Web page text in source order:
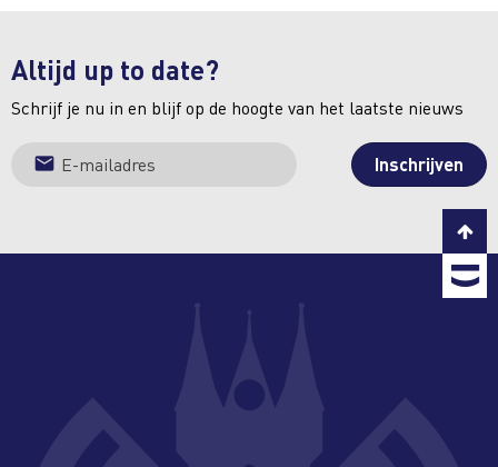
Altijd up to date?
Schrijf je nu in en blijf op de hoogte van het laatste nieuws